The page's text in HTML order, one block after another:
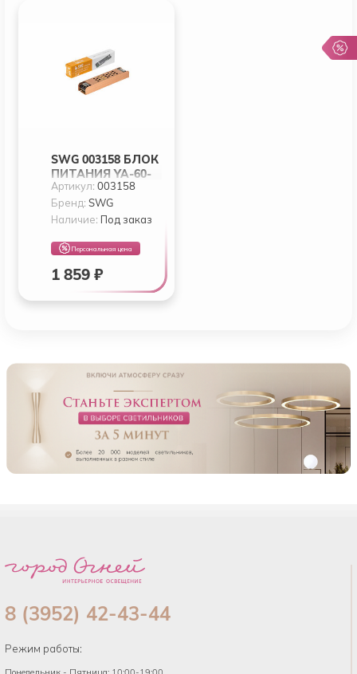
SWG 003158 БЛОК
ПИТАНИЯ YA-60-
24
Артикул:003158
Бренд:SWG
Наличие: Под заказ
Персональная цена
1 859 ₽
8 (3952) 42-43-44
Режим работы: